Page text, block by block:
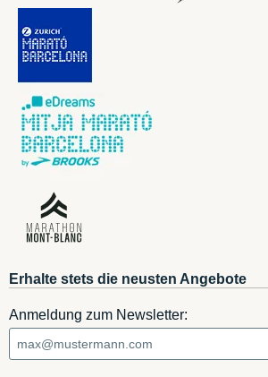
Erhalte stets die neusten Angebote
Anmeldung zum Newsletter: